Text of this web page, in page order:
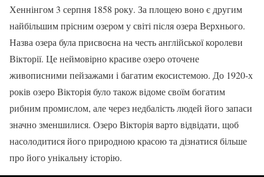
Хеннінгом 3 серпня 1858 року. За площею воно є другим
найбільшим прісним озером у світі після озера Верхнього.
Назва озера була присвоєна на честь англійської королеви
Вікторії. Це неймовірно красиве озеро оточене
живописними пейзажами і багатим екосистемою. До 1920-х
років озеро Вікторія було також відоме своїм богатим
рибним промислом, але через недбалість людей його запаси
значно зменшилися. Озеро Вікторія варто відвідати, щоб
насолодитися його природною красою та дізнатися більше
про його унікальну історію.